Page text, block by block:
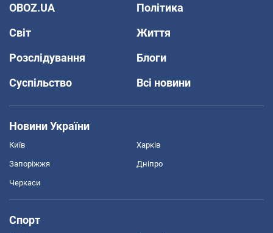
OBOZ.UA
Політика
Світ
Життя
Розслідування
Блоги
Суспільство
Всі новини
Новини України
Київ Харків
Запоріжжя Дніпро
Черкаси
Спорт